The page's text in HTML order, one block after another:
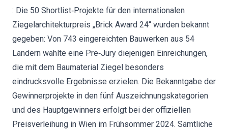
: Die 50 Shortlist‐Projekte für den internationalen
Ziegelarchitekturpreis „Brick Award 24“ wurden bekannt
gegeben: Von 743 eingereichten Bauwerken aus 54
Ländern wählte eine Pre‐Jury diejenigen Einreichungen,
die mit dem Baumaterial Ziegel besonders
eindrucksvolle Ergebnisse erzielen. Die Bekanntgabe der
Gewinnerprojekte in den fünf Auszeichnungskategorien
und des Hauptgewinners erfolgt bei der offiziellen
Preisverleihung in Wien im Frühsommer 2024. Sämtliche